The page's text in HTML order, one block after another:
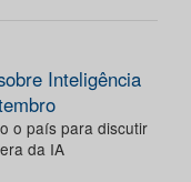
Inteligência
o país para discutir
da IA